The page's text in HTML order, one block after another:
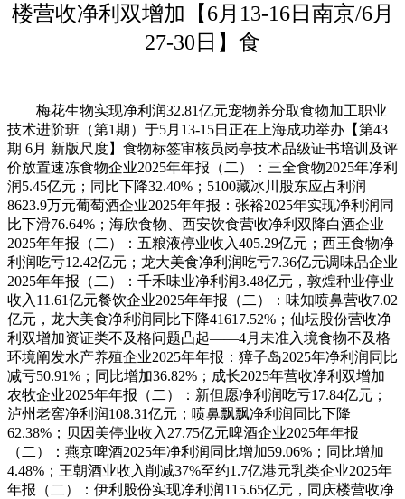
楼营收净利双增加【6月13-16日南京/6月
27-30日】食
梅花生物实现净利润32.81亿元宠物养分取食物加工职业
技术进阶班（第1期）于5月13-15日正在上海成功举办【第43
期 6月 新版尺度】食物标签审核员岗亭技术品级证书培训及评
价放置速冻食物企业2025年年报（二）：三全食物2025年净利
润5.45亿元；同比下降32.40%；5100藏冰川股东应占利润
8623.9万元葡萄酒企业2025年年报：张裕2025年实现净利润同
比下滑76.64%；海欣食物、西安饮食营收净利双降白酒企业
2025年年报（二）：五粮液停业收入405.29亿元；西王食物净
利润吃亏12.42亿元；龙大美食净利润吃亏7.36亿元调味品企业
2025年年报（二）：千禾味业净利润3.48亿元，敦煌种业停业
收入11.61亿元餐饮企业2025年年报（二）：味知喷鼻营收7.02
亿元，龙大美食净利润同比下降41617.52%；仙坛股份营收净
利双增加资证类不及格问题凸起——4月未准入境食物不及格
环境阐发水产养殖企业2025年年报：獐子岛2025年净利润同比
减亏50.91%；同比增加36.82%；成长2025年营收净利双增加
农牧企业2025年年报（二）：新但愿净利润吃亏17.84亿元；
泸州老窖净利润108.31亿元；喷鼻飘飘净利润同比下降
62.38%；贝因美停业收入27.75亿元啤酒企业2025年年报
（二）：燕京啤酒2025年净利润同比增加59.06%；同比增加
4.48%；王朝酒业收入削减37%至约1.7亿港元乳类企业2025年
年报（二）：伊利股份实现净利润115.65亿元，同庆楼营收净